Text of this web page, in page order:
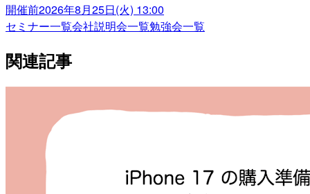
開催前2026年8月25日(火) 13:00
セミナー一覧会社説明会一覧勉強会一覧
関連記事